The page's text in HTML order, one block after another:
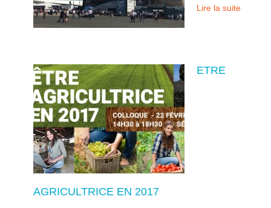
Lire la suite
ETRE
AGRICULTRICE EN 2017